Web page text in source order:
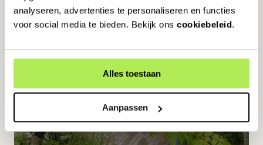
analyseren, advertenties te personaliseren en functies
voor social media te bieden. Bekijk ons cookiebeleid.
Alles toestaan
Aanpassen